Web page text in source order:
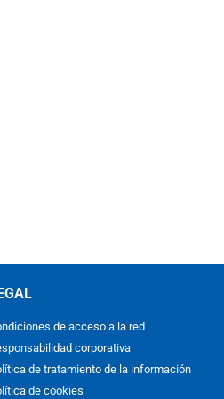
de acceso a la red
corporativa
de tratamiento de la información
de cookies